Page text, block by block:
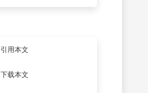
引用本文
下载本文